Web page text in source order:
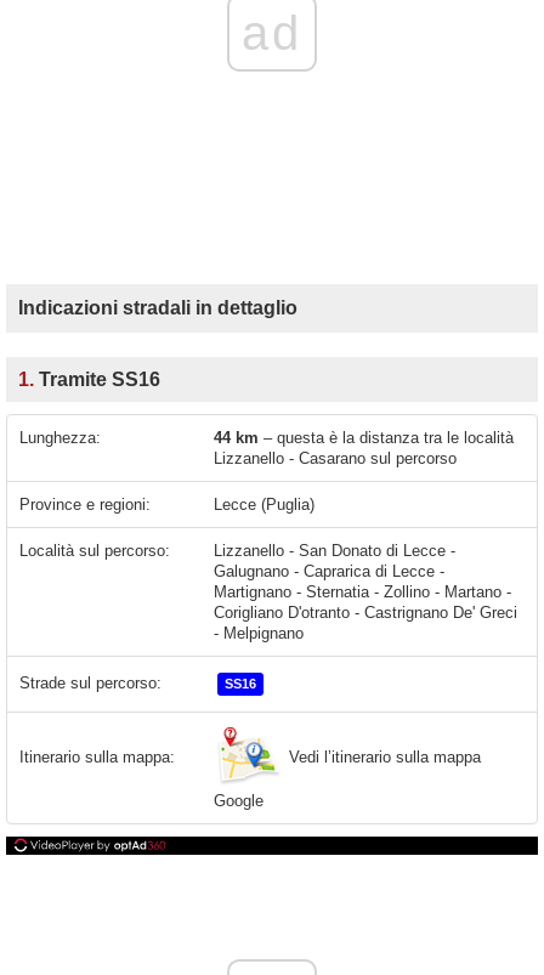
ad
Indicazioni stradali in dettaglio
1. Tramite SS16
Lunghezza: 44 km – questa è la distanza tra le località
Lizzanello - Casarano sul percorso
Province e regioni: Lecce (Puglia)
Località sul percorso:
Lizzanello - San Donato di Lecce -
Galugnano - Caprarica di Lecce -
Martignano - Sternatia - Zollino - Martano -
Corigliano D'otranto - Castrignano De' Greci
- Melpignano
Strade sul percorso: SS16
Itinerario sulla mappa: Vedi l’itinerario sulla mappa
Google